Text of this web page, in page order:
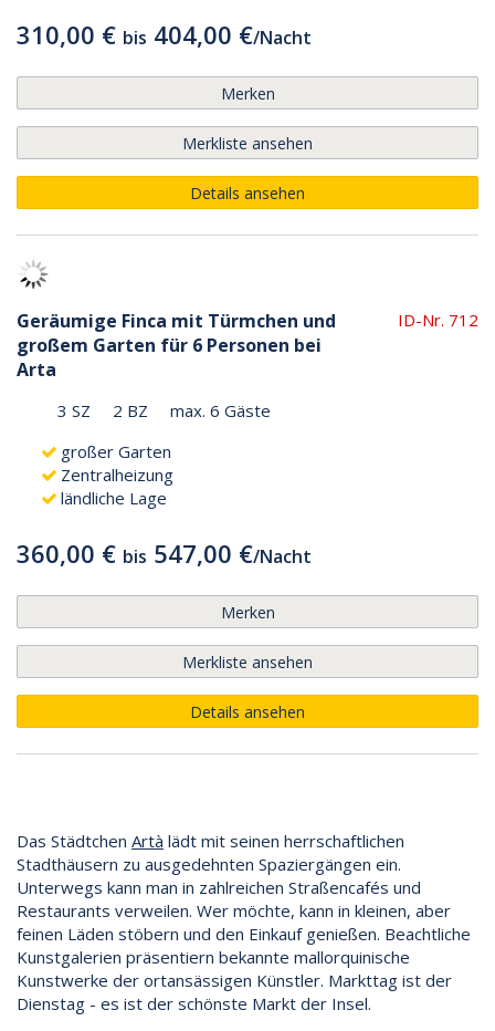
310,00 € bis 404,00 €/Nacht
Merken
Merkliste ansehen
Details ansehen
Geräumige Finca mit Türmchen und
großem Garten für 6 Personen bei
Arta
ID-Nr. 712
3 SZ 2 BZ
max. 6 Gäste
großer Garten
Zentralheizung
ländliche Lage
360,00 € bis 547,00 €/Nacht
Merken
Merkliste ansehen
Details ansehen
Das Städtchen Artà lädt mit seinen herrschaftlichen
Stadthäusern zu ausgedehnten Spaziergängen ein.
Unterwegs kann man in zahlreichen Straßencafés und
Restaurants verweilen. Wer möchte, kann in kleinen, aber
feinen Läden stöbern und den Einkauf genießen. Beachtliche
Kunstgalerien präsentiern bekannte mallorquinische
Kunstwerke der ortansässigen Künstler. Markttag ist der
Dienstag - es ist der schönste Markt der Insel.